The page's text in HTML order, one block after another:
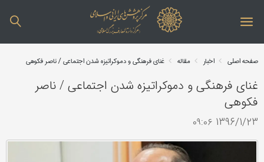
صفحه اصلی اخبار مقاله غنای فرهنگی و دموكراتیزه شدن اجتماعی / ناصر فكوهی
غنای فرهنگی و دموكراتیزه شدن اجتماعی / ناصر
فكوهی
1396/1/23 ۰۹:۰۶